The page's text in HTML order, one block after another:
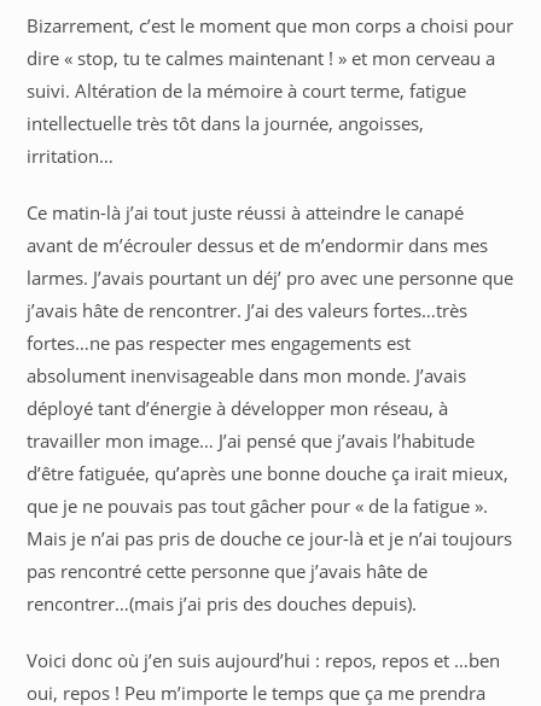
Bizarrement, c’est le moment que mon corps a choisi pour
dire « stop, tu te calmes maintenant ! » et mon cerveau a
suivi. Altération de la mémoire à court terme, fatigue
intellectuelle très tôt dans la journée, angoisses,
irritation…
Ce matin-là j’ai tout juste réussi à atteindre le canapé
avant de m’écrouler dessus et de m’endormir dans mes
larmes. J’avais pourtant un déj’ pro avec une personne que
j’avais hâte de rencontrer. J’ai des valeurs fortes…très
fortes…ne pas respecter mes engagements est
absolument inenvisageable dans mon monde. J’avais
déployé tant d’énergie à développer mon réseau, à
travailler mon image… J’ai pensé que j’avais l’habitude
d’être fatiguée, qu’après une bonne douche ça irait mieux,
que je ne pouvais pas tout gâcher pour « de la fatigue ».
Mais je n’ai pas pris de douche ce jour-là et je n’ai toujours
pas rencontré cette personne que j’avais hâte de
rencontrer…(mais j’ai pris des douches depuis).
Voici donc où j’en suis aujourd’hui : repos, repos et …ben
oui, repos ! Peu m’importe le temps que ça me prendra